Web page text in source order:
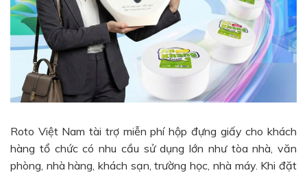
Roto Việt Nam tài trợ miễn phí hộp đựng giấy cho khách
hàng tổ chức có nhu cầu sử dụng lớn như tòa nhà, văn
phòng, nhà hàng, khách sạn, trường học, nhà máy. Khi đặt